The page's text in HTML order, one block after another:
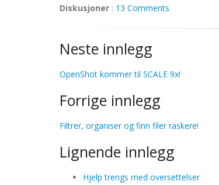
Diskusjoner : 13 Comments
Neste innlegg
OpenShot kommer til SCALE 9x!
Forrige innlegg
Filtrer, organiser og finn filer raskere!
Lignende innlegg
Hjelp trengs med oversettelser